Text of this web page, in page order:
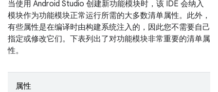
当使用 Android Studio 创建新功能模块时，该 IDE 会纳入
模块作为功能模块正常运行所需的大多数清单属性。此外，
有些属性是在编译时由构建系统注入的，因此您不需要自己
指定或修改它们。下表列出了对功能模块非常重要的清单属
性。
属性